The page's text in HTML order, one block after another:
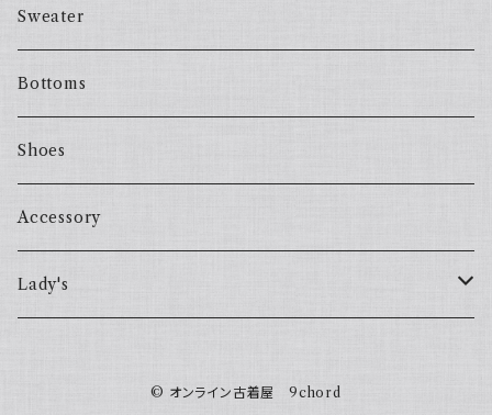
Sweater
Bottoms
Shoes
Accessory
Lady's
© オンライン古着屋 9chord